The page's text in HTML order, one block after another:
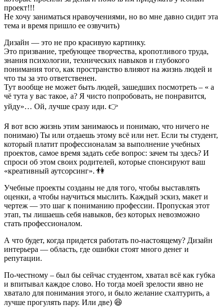
проект!!!
Не хочу заниматься нравоучениями, но во мне давно сидит эта
тема и время пришло ее озвучить)
Дизайн — это не про красивую картинку.
Это призвание, требующее творчества, кропотливого труда,
знания психологии, технических навыков и глубокого
понимания того, как пространство влияют на жизнь людей и
что ты за это ответственен.
Тут вообще не может быть людей, зашедших посмотреть – « а
чё тута у вас такое, а? Я чисто попробовать, не понравится,
уйду»… Ой, лучше сразу иди. 👉
Я вот всю жизнь этим занимаюсь и понимаю, что ничего не
понимаю) Ты или отдаешь этому всё или нет. Если ты студент,
который платит профессионалам за выполнение учебных
проектов, самое время задать себе вопрос: зачем ты здесь? И
спроси об этом своих родителей, которые спонсируют ваш
«креативный аутсорсинг». 👫
Учебные проекты созданы не для того, чтобы выставлять
оценки, а чтобы научиться мыслить. Каждый эскиз, макет и
чертеж — это шаг к пониманию профессии. Пропуская этот
этап, ты лишаешь себя навыков, без которых невозможно
стать профессионалом.
А что будет, когда придется работать по-настоящему? Дизайн
интерьера — область, где ошибки стоят много денег и
репутации.
По-честному – был бы сейчас студентом, хватал всё как губка
и впитывал каждое слово. Но тогда моей зрелости явно не
хватало для понимания этого, и было желание схалтурить, а
лучше прогулять пару. Или две) 😆